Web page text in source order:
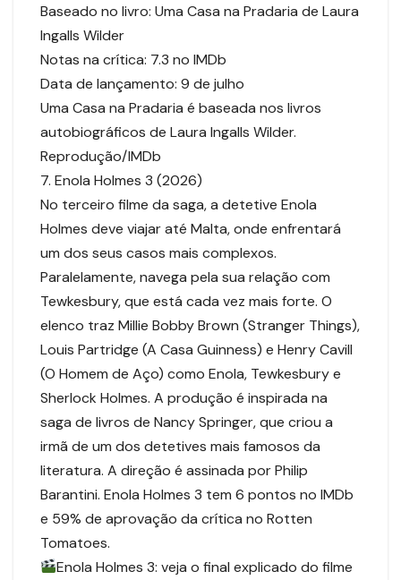
Baseado no livro: Uma Casa na Pradaria de Laura
Ingalls Wilder
Notas na crítica: 7.3 no IMDb
Data de lançamento: 9 de julho
Uma Casa na Pradaria é baseada nos livros
autobiográficos de Laura Ingalls Wilder.
Reprodução/IMDb
7. Enola Holmes 3 (2026)
No terceiro filme da saga, a detetive Enola
Holmes deve viajar até Malta, onde enfrentará
um dos seus casos mais complexos.
Paralelamente, navega pela sua relação com
Tewkesbury, que está cada vez mais forte. O
elenco traz Millie Bobby Brown (Stranger Things),
Louis Partridge (A Casa Guinness) e Henry Cavill
(O Homem de Aço) como Enola, Tewkesbury e
Sherlock Holmes. A produção é inspirada na
saga de livros de Nancy Springer, que criou a
irmã de um dos detetives mais famosos da
literatura. A direção é assinada por Philip
Barantini. Enola Holmes 3 tem 6 pontos no IMDb
e 59% de aprovação da crítica no Rotten
Tomatoes.
Enola Holmes 3: veja o final explicado do filme